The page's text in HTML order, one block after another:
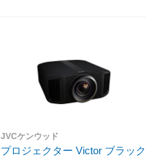
JVCケンウッド
プロジェクター Victor ブラック